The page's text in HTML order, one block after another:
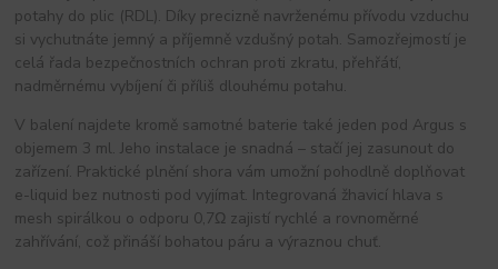
potahy do plic (RDL). Díky precizně navrženému přívodu vzduchu
si vychutnáte jemný a příjemně vzdušný potah. Samozřejmostí je
celá řada bezpečnostních ochran proti zkratu, přehřátí,
nadměrnému vybíjení či příliš dlouhému potahu.
V balení najdete kromě samotné baterie také jeden pod Argus s
objemem 3 ml. Jeho instalace je snadná – stačí jej zasunout do
zařízení. Praktické plnění shora vám umožní pohodlně doplňovat
e-liquid bez nutnosti pod vyjímat. Integrovaná žhavicí hlava s
mesh spirálkou o odporu 0,7Ω zajistí rychlé a rovnoměrné
zahřívání, což přináší bohatou páru a výraznou chuť.